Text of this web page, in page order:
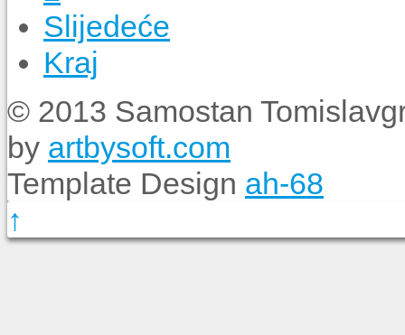
Slijedeće
Kraj
© 2013 Samostan
by artbysoft.com
Template Design ah-68
↑